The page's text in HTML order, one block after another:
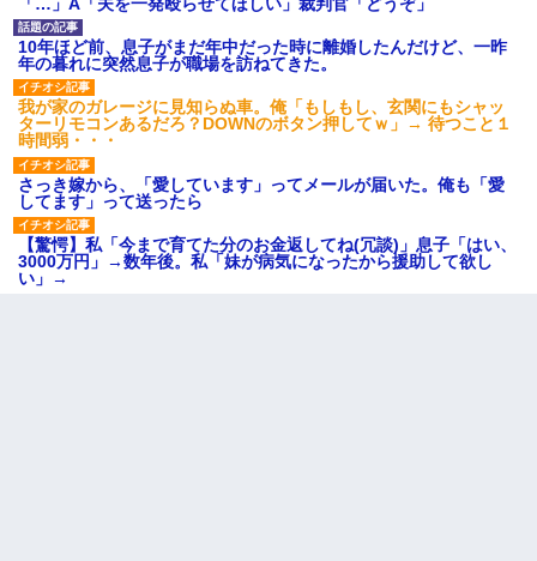
10年ほど前、息子がまだ年中だった時に離婚したんだけど、一昨
年の暮れに突然息子が職場を訪ねてきた。
我が家のガレージに見知らぬ車。俺「もしもし、玄関にもシャッ
ターリモコンあるだろ？DOWNのボタン押してｗ」→ 待つこと１
時間弱・・・
さっき嫁から、「愛しています」ってメールが届いた。俺も「愛
してます」って送ったら
【驚愕】私「今まで育てた分のお金返してね(冗談)」息子「はい、
3000万円」→数年後。私「妹が病気になったから援助して欲し
い」→